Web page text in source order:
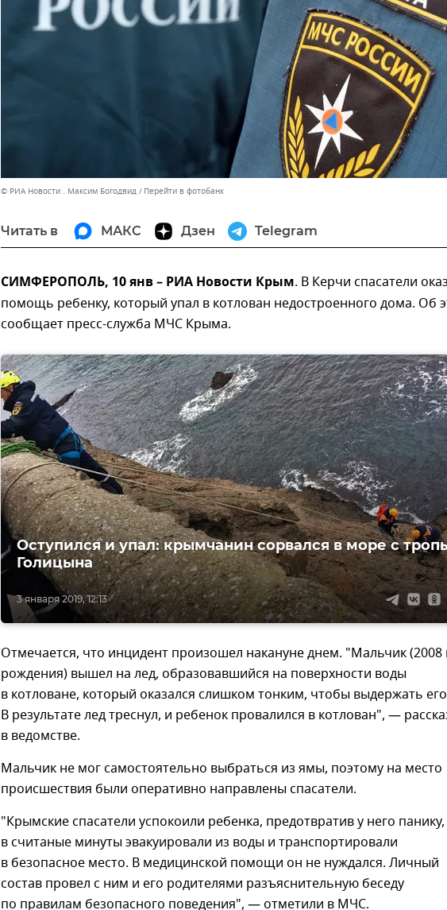
© РИА Новости . Максим Богодвид Перейти в фотобанк
Читать в МАКС Дзен Telegram
СИМФЕРОПОЛЬ, 10 янв – РИА Новости Крым. В Керчи спасатели
помощь ребенку, который упал в котлован недостроенного дома. Об
сообщает пресс-служба МЧС Крыма.
3 января 2019, 12:13
Оступился и упал: крымчанин сорвался в море с
Голицына
Отмечается, что инцидент произошел накануне днем. "Мальчик (2008
рождения) вышел на лед, образовавшийся на поверхности воды
в котловане, который оказался слишком тонким, чтобы выдержать
В результате лед треснул, и ребенок провалился в котлован", —
в ведомстве.
Мальчик не мог самостоятельно выбраться из ямы, поэтому на место
происшествия были оперативно направлены спасатели.
"Крымские спасатели успокоили ребенка, предотвратив у него панику,
в считаные минуты эвакуировали из воды и транспортировали
в безопасное место. В медицинской помощи он не нуждался. Личный
состав провел с ним и его родителями разъяснительную беседу
по правилам безопасного поведения", — отметили в МЧС.